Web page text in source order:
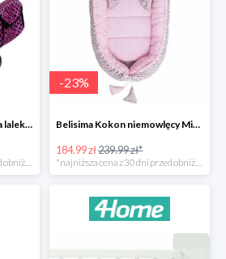
PlayTo Wózek głęboki dla lalek Viola -10%
-23%
Belisima Kokon niemowlęcy Minky Sweet Baby -23%
184.99 zł239.99 zł*